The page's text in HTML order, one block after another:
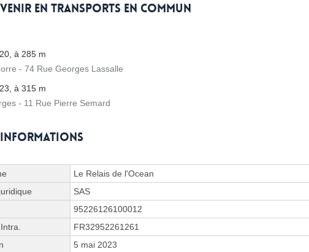
Venir en transports en commun
à 285 m
- 74 Rue Georges Lassalle
à 315 m
- 11 Rue Pierre Semard
Informations
Le Relais de l'Ocean
SAS
95226126100012
FR32952261261
5 mai 2023